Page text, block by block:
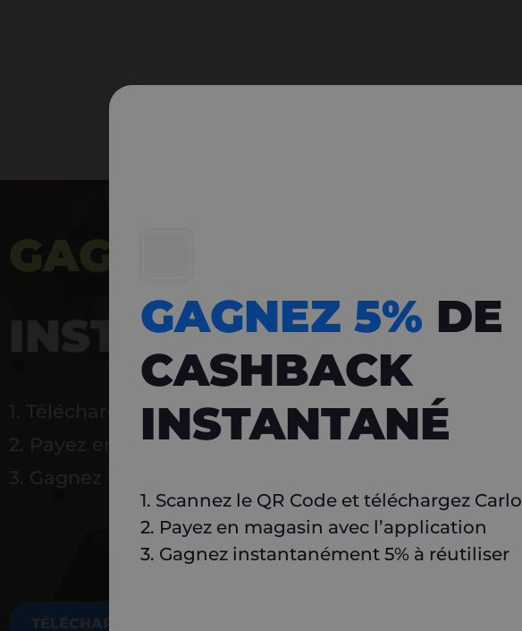
GAGNEZ 5%
INSTANTANÉ
1. Téléchargez Carlo
2. Payez en magasin avec l’application
TÉLÉCHARGEZ MAINTENANT
GAGNEZ 5% DE
CASHBACK
INSTANTANÉ
1. Scannez le QR Code et téléchargez Carlo
2. Payez en magasin avec l’application
3. Gagnez instantanément 5% à réutiliser